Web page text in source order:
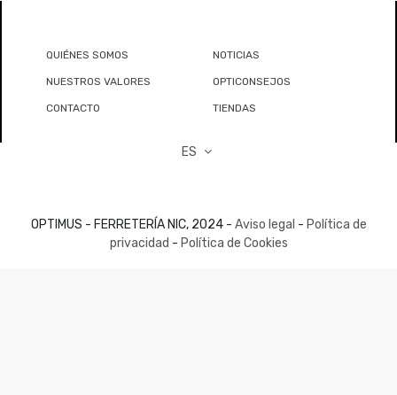
QUIÉNES SOMOS NOTICIAS
NUESTROS VALORES OPTICONSEJOS
CONTACTO TIENDAS
ES
OPTIMUS - FERRETERÍA NIC, 2024 - Aviso legal - Política de
privacidad - Política de Cookies